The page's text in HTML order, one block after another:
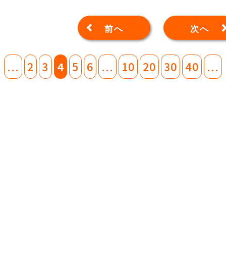
前へ
... 2 3 4 5 6 ... 10 20 30 40 ...
次へ